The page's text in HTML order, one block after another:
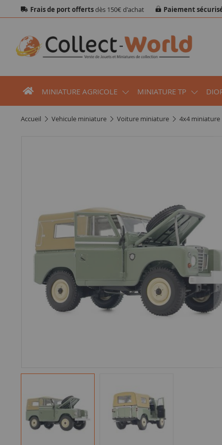
Frais de port offertsdès 150€ d'achat Paiement
MINIATURE AGRICOLE MINIATURE TP
accueil vehicule miniature voiture miniature 4x4 miniature